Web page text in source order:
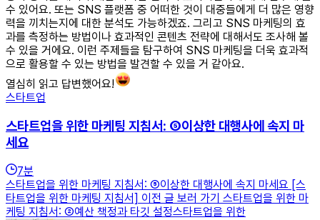
수 있어요. 또는 SNS 플랫폼 중 어떠한 것이 대중들에게 더 많은 영향
력을 끼치는지에 대한 분석도 가능하겠죠. 그리고 SNS 마케팅의 효
과를 측정하는 방법이나 효과적인 콘텐츠 전략에 대해서도 조사해 볼
수 있을 거에요. 이런 주제들을 탐구하여 SNS 마케팅을 더욱 효과적
으로 활용할 수 있는 방법을 발견할 수 있을 거 같아요.
열심히 읽고 답변했어요!
스타트업
스타트업을 위한 마케팅 지침서: ⑤이상한 대행사에 속지 마
세요
7분
스타트업을 위한 마케팅 지침서: ⑤이상한 대행사에 속지 마세요 [스
타트업을 위한 마케팅 지침서] 이전 글 보러 가기 스타트업을 위한 마
케팅 지침서: ②예산 책정과 타깃 설정스타트업을 위한